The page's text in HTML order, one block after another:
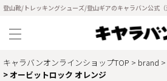
登山靴/トレッキングシューズ/登山ギアのキャラバン公式
キャラバンオンラインショップTOP brand
オービットロック オレンジ